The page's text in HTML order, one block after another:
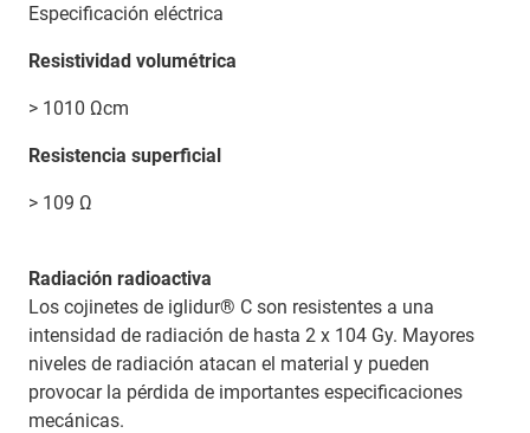
Especificación eléctrica
Resistividad volumétrica
> 1010 Ωcm
Resistencia superficial
> 109 Ω
Radiación radioactiva
Los cojinetes de iglidur® C son resistentes a una
intensidad de radiación de hasta 2 x 104 Gy. Mayores
niveles de radiación atacan el material y pueden
provocar la pérdida de importantes especificaciones
mecánicas.